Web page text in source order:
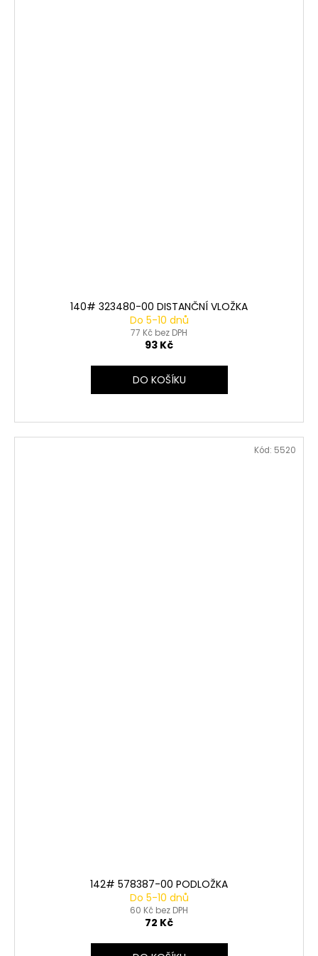
140# 323480-00 DISTANČNÍ VLOŽKA
Do 5-10 dnů
77 Kč bez DPH
93 Kč
DO KOŠÍKU
142# 578387-00 PODLOŽKA
Do 5-10 dnů
60 Kč bez DPH
72 Kč
Kód: 5520